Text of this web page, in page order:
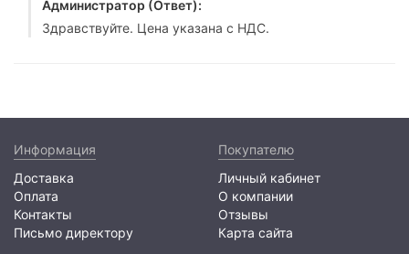
Администратор (Ответ):
Здравствуйте. Цена указана с НДС.
Информация
Доставка
Оплата
Контакты
Письмо директору
Покупателю
Личный кабинет
О компании
Отзывы
Карта сайта